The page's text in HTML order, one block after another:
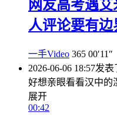
网友高考遇
人评论要有边
一手Video 365 00′11″
2026-06-06 18:57发表
好想亲眼看看汉中的
展开
00:42